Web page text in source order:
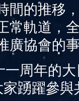
間的推移
常軌道，
廣協會的
周年的大
踴躍參與